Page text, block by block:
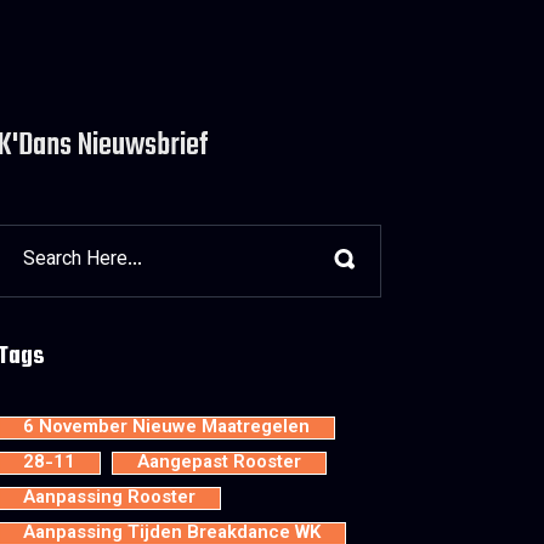
K'Dans Nieuwsbrief
6 November Nieuwe Maatregelen
28-11
Aangepast Rooster
Aanpassing Rooster
Aanpassing Tijden Breakdance WK